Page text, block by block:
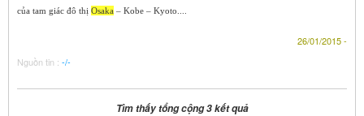
của tam giác đô thị Osaka – Kobe – Kyoto....
26/01/2015 -
Nguồn tin : -/-
Tìm thấy tổng cộng 3 kết quả